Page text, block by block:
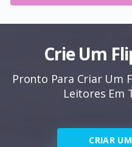
Crie Um
Pronto Para Criar Um
Leitores Em
CRIAR